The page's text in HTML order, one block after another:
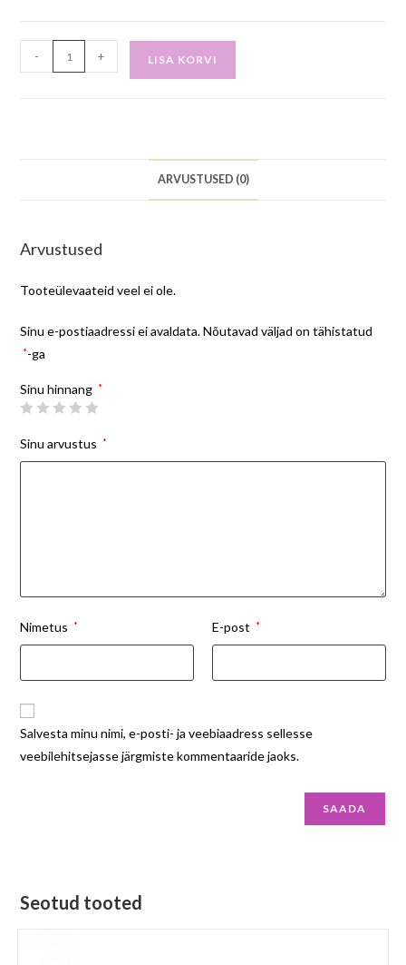
- + LISA KORVI
ARVUSTUSED (0)
Arvustused
Tooteülevaateid veel ei ole.
Sinu e-postiaadressi ei avaldata. Nõutavad väljad on tähistatud
*-ga
Sinu hinnang *
Sinu arvustus *
Nimetus * E-post *
Salvesta minu nimi, e-posti- ja veebiaadress sellesse
veebilehitsejasse järgmiste kommentaaride jaoks.
Seotud tooted